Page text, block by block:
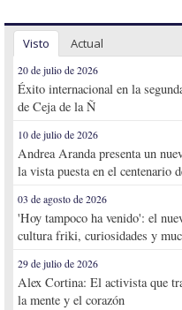
Visto Actual
20 de julio de 2026
Éxito internacional en la
de Ceja de la Ñ
10 de julio de 2026
Andrea Aranda presenta un
la vista puesta en el centenario
03 de agosto de 2026
'Hoy tampoco ha venido': el
cultura friki, curiosidades y
29 de julio de 2026
Alex Cortina: El activista que
la mente y el corazón